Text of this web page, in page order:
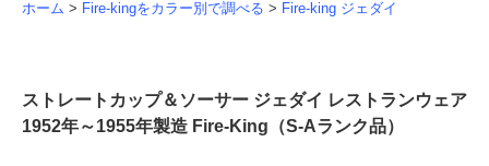
ホーム > Fire-kingをカラー別で調べる > Fire-king ジェダイ
ストレートカップ＆ソーサー ジェダイ レストランウェア
1952年～1955年製造 Fire-King（S-Aランク品）